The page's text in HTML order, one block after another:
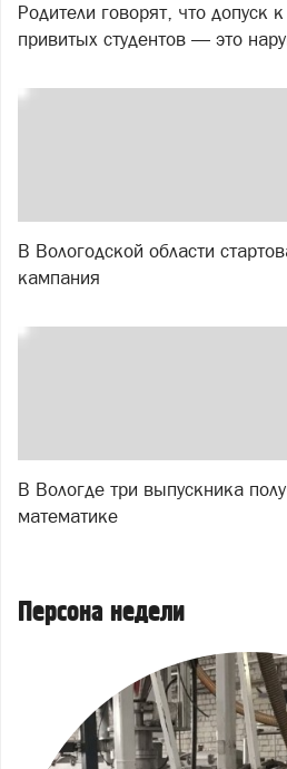
Родители говорят, что допуск
привитых студентов — это
В Вологодской области
кампания
В Вологде три выпускника
математике
Персона недели